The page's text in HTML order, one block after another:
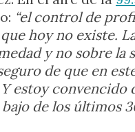
“el control de
hoy no existe.
y no sobre la
de que en
estoy convencido
de los últimos